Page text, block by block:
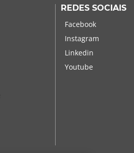
REDES SOCIAIS
Facebook
Instagram
Linkedin
Youtube